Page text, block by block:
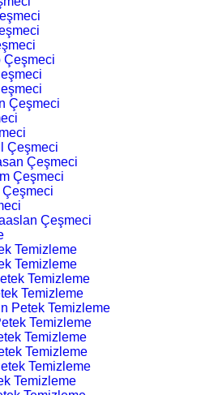
Çeşmeci
Çeşmeci
Çeşmeci
Çeşmeci
Çeşmeci
Çeşmeci
Çeşmeci
Temizleme
Temizleme
Temizleme
Temizleme
Petek Temizleme
Temizleme
Temizleme
Temizleme
Temizleme
Temizleme